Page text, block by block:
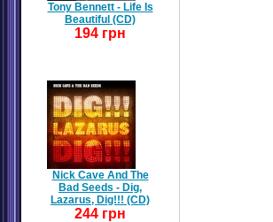
Tony Bennett - Life Is
Beautiful (CD)
194 грн
Nick Cave And The
Bad Seeds - Dig,
Lazarus, Dig!!! (CD)
244 грн